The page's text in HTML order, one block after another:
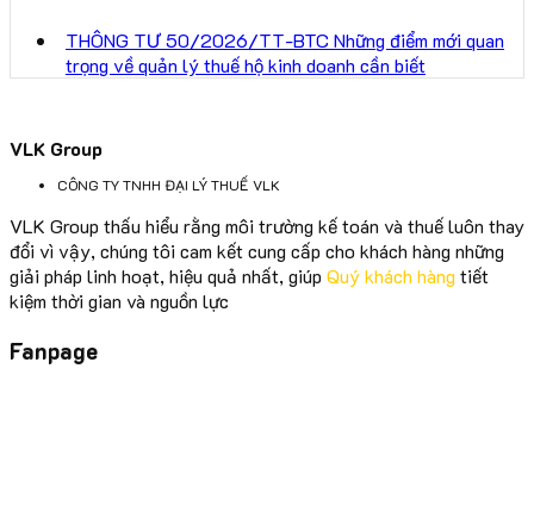
THÔNG TƯ 50/2026/TT-BTC Những điểm mới quan
trọng về quản lý thuế hộ kinh doanh cần biết
VLK Group
CÔNG TY TNHH ĐẠI LÝ THUẾ VLK
VLK Group thấu hiểu rằng môi trường kế toán và thuế luôn thay
đổi vì vậy, chúng tôi cam kết cung cấp cho khách hàng những
giải pháp linh hoạt, hiệu quả nhất, giúp Quý khách hàng tiết
kiệm thời gian và nguồn lực
Fanpage